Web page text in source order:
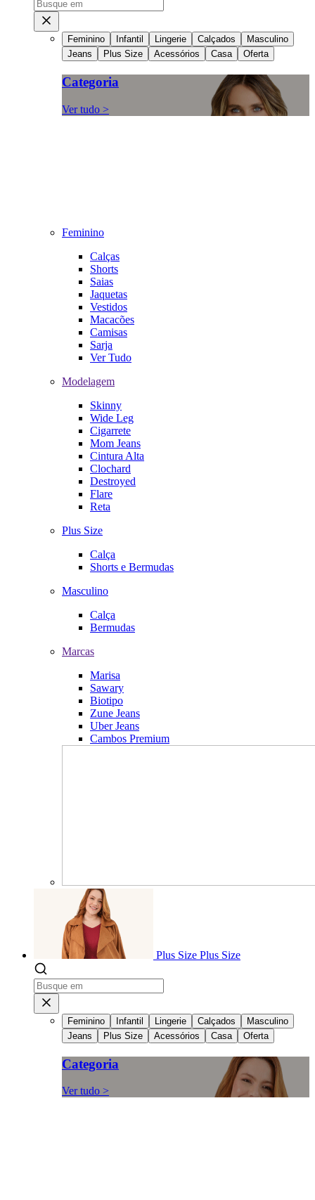
Feminino Infantil Lingerie Calçados
Masculino
Jeans
Plus Size Acessórios Casa Oferta
Categoria
Ver tudo >
Feminino
Calças
Shorts
Saias
Jaquetas
Vestidos
Macacões
Camisas
Sarja
Ver Tudo
Modelagem
Skinny
Wide Leg
Cigarrete
Mom Jeans
Cintura Alta
Clochard
Destroyed
Flare
Reta
Plus Size
Calça
Shorts e Bermudas
Masculino
Calça
Bermudas
Marcas
Marisa
Sawary
Biotipo
Zune Jeans
Uber Jeans
Cambos Premium
Plus Size Plus Size
Feminino Infantil Lingerie Calçados
Masculino
Jeans
Plus Size Acessórios Casa Oferta
Categoria
Ver tudo >